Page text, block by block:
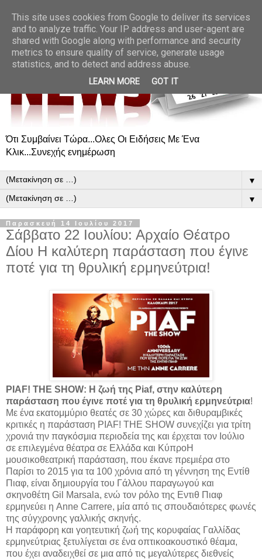
Ότι Συμβαίνει Τώρα...Ολες Οι Ειδήσεις Με Ένα
Κλικ...Συνεχής ενημέρωση
▼
▼
Παρασκευή 14 Ιουλίου 2017
Σάββατο 22 Ιουλίου: Αρχαίο Θέατρο
Δίου Η καλύτερη παράσταση που έγινε
ποτέ για τη θρυλική ερμηνεύτρια!
PIAF! THE SHOW: Η ζωή της Piaf, στην καλύτερη
παράσταση που έγινε ποτέ για τη θρυλική ερμηνεύτρια!
Με ένα εκατομμύριο θεατές σε 30 χώρες και διθυραμβικές
κριτικές η παράσταση PIAF! THE SHOW συνεχίζει για τρίτη
χρονιά την παγκόσμια περιοδεία της και έρχεται τον Ιούλιο
σε επιλεγμένα θέατρα σε Ελλάδα και ΚύπροΗ
μουσικοθεατρική παράσταση, που έκανε πρεμιέρα στο
Παρίσι το 2015 για τα 100 χρόνια από τη γέννηση της Εντίθ
Πιαφ, είναι δημιουργία του Γάλλου παραγωγού και
σκηνοθέτη Gil Marsala, ενώ τον ρόλο της Εντιθ Πιαφ
ερμηνεύει η Anne Carrere, μία από τις σπουδαιότερες φωνές
της σύγχρονης γαλλικής σκηνής.
Η παράφορη και γοητευτική ζωή της κορυφαίας Γαλλίδας
ερμηνεύτριας ξετυλίγεται σε ένα οπτικοακουστικό θέαμα,
που έχει αναδειχθεί σε μια από τις μεγαλύτερες διεθνείς
This site uses cookies from Google to deliver its services
and to analyze traffic. Your IP address and user-agent are
shared with Google along with performance and security
metrics to ensure quality of service, generate usage
statistics, and to detect and address abuse.
LEARN MORE GOT IT